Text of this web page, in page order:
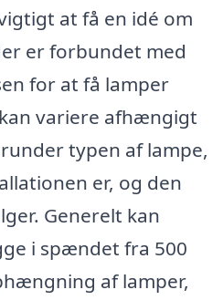
at få en idé om
er forbundet med
for at få lamper
variere afhængigt
typen af lampe,
er, og den
Generelt kan
i spændet fra 500
af lamper,